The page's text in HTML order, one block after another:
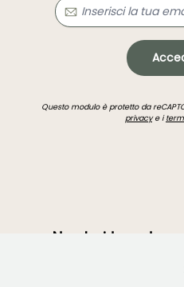
Questo modulo è protetto da
privacye i
Non hai trovato